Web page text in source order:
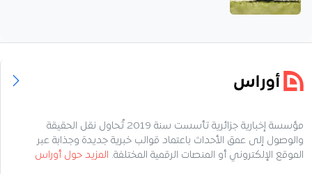
مؤسسة إخبارية جزائرية تأسست سنة 2019 تُحاول نقل الحقيقة
والوصول إلى عمق الأحداث باعتماد قوالب خبرية جديدة وجذابة عبر
الموقع الإلكتروني أو المنصات الرقمية المختلفة. المزيد حول أوراس